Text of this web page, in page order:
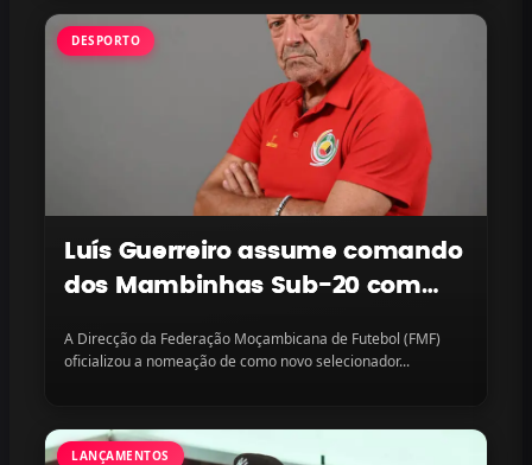
DESPORTO
Luís Guerreiro assume comando
dos Mambinhas Sub-20 com
A Direcção da Federação Moçambicana de Futebol (FMF)
oficializou a nomeação de como novo selecionador...
LANÇAMENTOS